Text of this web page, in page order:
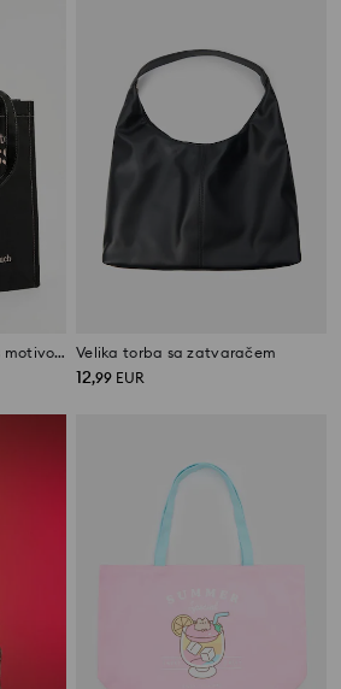
Pamučna shopper torba s motivom medvjeda i natpisom Velika torba sa zatvaračem
12,99 EUR